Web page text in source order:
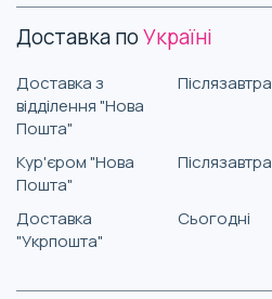
Доставка поУкраїні
Доставка з
відділення "Нова
Пошта"
Післязавтра
Кур'єром "Нова
Пошта"
Післязавтра
Доставка
"Укрпошта"
Сьогодні